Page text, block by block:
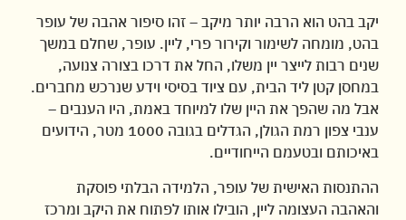
יקב בהט הוא הרבה יותר מיקב – זהו סיפור אהבה של עופר
בהט, מומחה לשימור וקירור פרי, ליין. עופר, שחלם במשך
שנים רבות לייצר יין משלו, החל את דרכו בצורה צנועה,
במחסן קטן ליד הבית, עם ציוד בסיסי וידע שנרכש מחברים.
אבל מה שהפך את היין שלו למיוחד באמת, היו הענבים –
ענבי צפון רמת הגולן, הגדלים בגובה 1000 מטר, הידועים
באיכותם ובטעמם הייחודיים.
ההתנסות האישית של עופר, הלמידה הבלתי פוסקת
והאהבה העצומה ליין, הובילו אותו לפתוח את היקב ומרכז